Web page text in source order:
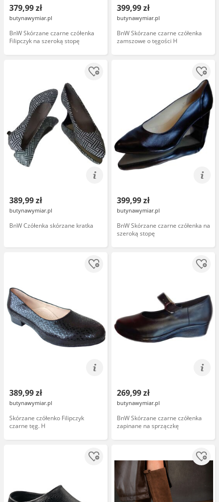
379,99 zł
butynawymiar.pl
BnW Skórzane czarne czółenka
Filipczyk na szeroką stopę
399,99 zł
butynawymiar.pl
BnW Skórzane czarne czółenka
zamszowe o tęgości H
389,99 zł
butynawymiar.pl
BnW Czółenka skórzane kratka
399,99 zł
butynawymiar.pl
BnW Skórzane czarne czółenka na
szeroką stopę
389,99 zł
butynawymiar.pl
Skórzane czółenko Filipczyk
czarne tęg. H
269,99 zł
butynawymiar.pl
BnW Skórzane czarne czółenka
zapinane na sprzączkę